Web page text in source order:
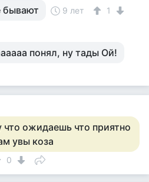
бывают 9 лет 1
понял, ну тады Ой!
что ожидаешь что приятно
увы коза
0